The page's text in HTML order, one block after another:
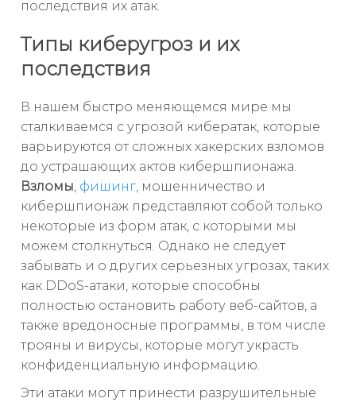
последствия их атак.
Типы киберугроз и их
последствия
В нашем быстро меняющемся мире мы
сталкиваемся с угрозой кибератак, которые
варьируются от сложных хакерских взломов
до устрашающих актов кибершпионажа.
Взломы, фишинг, мошенничество и
кибершпионаж представляют собой только
некоторые из форм атак, с которыми мы
можем столкнуться. Однако не следует
забывать и о других серьезных угрозах, таких
как DDoS-атаки, которые способны
полностью остановить работу веб-сайтов, а
также вредоносные программы, в том числе
трояны и вирусы, которые могут украсть
конфиденциальную информацию.
Эти атаки могут принести разрушительные